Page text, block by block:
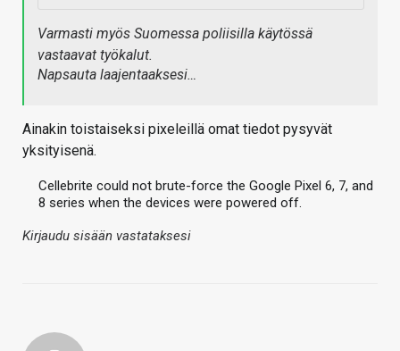
Varmasti myös Suomessa poliisilla käytössä
vastaavat työkalut.
Napsauta laajentaaksesi…
Ainakin toistaiseksi pixeleillä omat tiedot pysyvät
yksityisenä.
Cellebrite could not brute-force the Google Pixel 6, 7, and
8 series when the devices were powered off.
Kirjaudu sisään vastataksesi